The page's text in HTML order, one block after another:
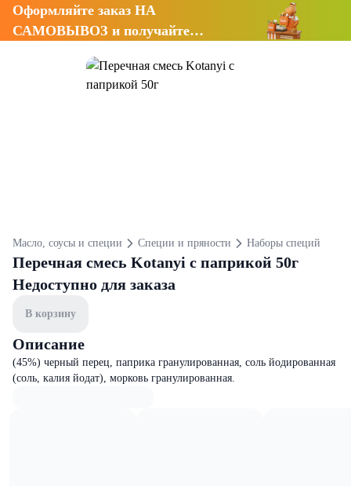
Оформляйте заказ НА
САМОВЫВОЗ и получайте
Масло, соусы и специи Специи и пряности Наборы специй
Перечная смесь Kotanyi с паприкой 50г
Недоступно для заказа
В корзину
Описание
(45%) черный перец, паприка гранулированная, соль йодированная
(соль, калия йодат), морковь гранулированная.